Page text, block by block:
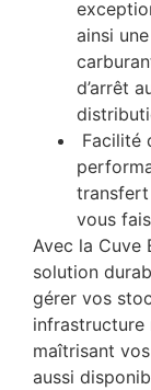
ainsi
d’arrêt
Facilité
vous
Avec la Cuve
solution
gérer vos
infrastructure
maîtrisant
aussi